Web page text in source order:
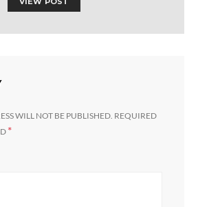
WILL NOT BE PUBLISHED. REQUIRED
*